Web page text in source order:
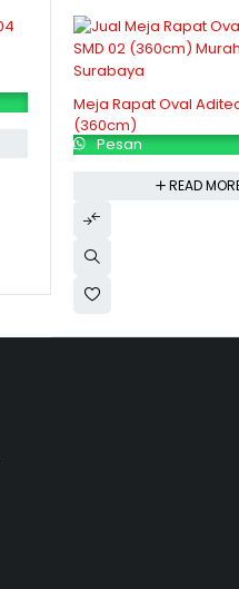
Meja Rapat Oval
(360cm)
Pesan
READ